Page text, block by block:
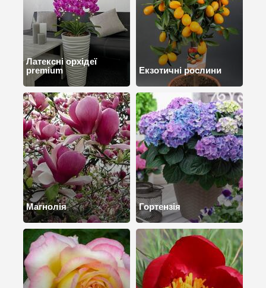
Латексні орхідеї
premium
Екзотичні рослини
Магнолія Гортензія